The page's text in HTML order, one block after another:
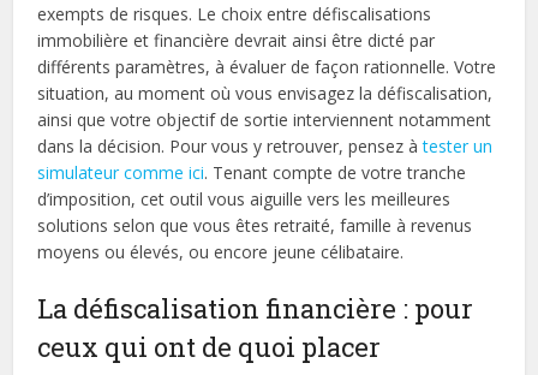
exempts de risques. Le choix entre défiscalisations
immobilière et financière devrait ainsi être dicté par
différents paramètres, à évaluer de façon rationnelle. Votre
situation, au moment où vous envisagez la défiscalisation,
ainsi que votre objectif de sortie interviennent notamment
dans la décision. Pour vous y retrouver, pensez àtester un
simulateur comme ici. Tenant compte de votre tranche
d’imposition, cet outil vous aiguille vers les meilleures
solutions selon que vous êtes retraité, famille à revenus
moyens ou élevés, ou encore jeune célibataire.
La défiscalisation financière : pour
ceux qui ont de quoi placer